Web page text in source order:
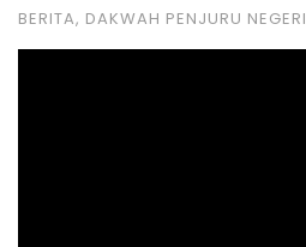
BERITA, DAKWAH PENJURU NEGERI